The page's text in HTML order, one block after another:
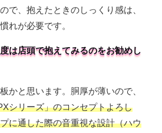
で、抱えたときのしっくり感は、
れが必要です。
は店頭で抱えてみるのをお勧めし
かと思います。胴厚が薄いので、
シリーズ」のコンセプトよろし
に通した際の音重視な設計（ハウ